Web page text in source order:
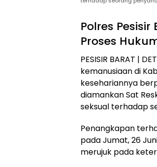
Polres
Proses
​PESISIR BARAT |
kemanusiaan di
kesehariannya
diamankan Sat
seksual terhadap
​Penangkapan
pada Jumat, 26
merujuk pada